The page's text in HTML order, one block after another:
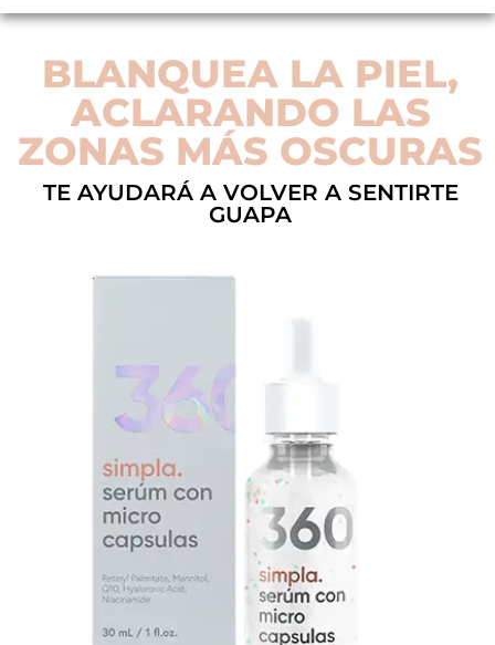
BLANQUEA LA PIEL,
ACLARANDO LAS
ZONAS MÁS OSCURAS
TE AYUDARÁ A VOLVER A SENTIRTE
GUAPA